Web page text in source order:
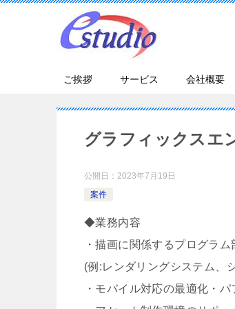
ご挨拶 サービス 会社概要
グラフィックスエ
公開日： 2023年7月19日
案件
◆業務内容
・描画に関係するプログラ
(例:レンダリングシステム、
・モバイル対応の最適化・